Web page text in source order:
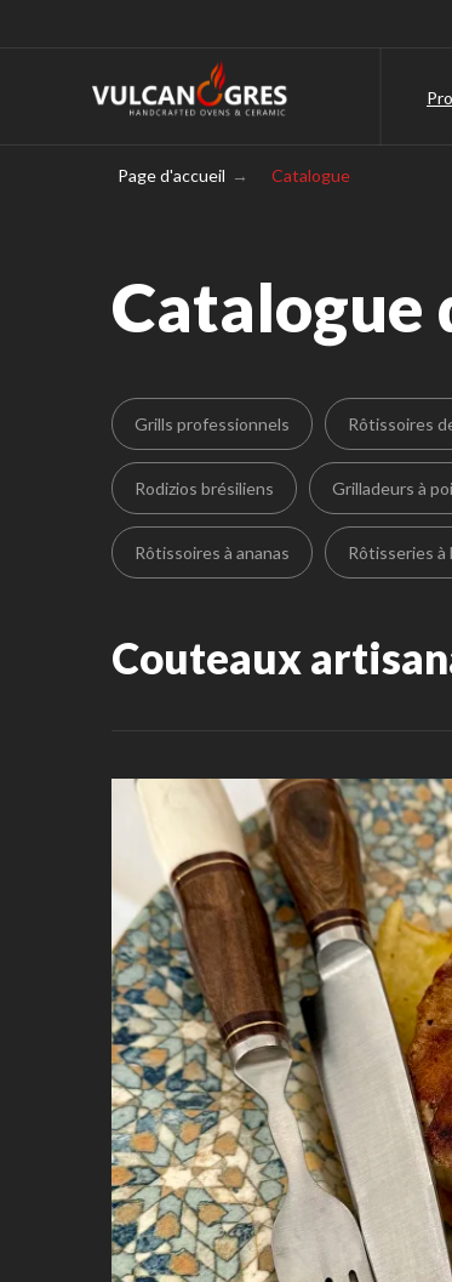
Page d'accueil → Catalogue
Catalogue
Grills professionnels Rôtissoires
Rodizios brésiliens Grilladeurs à
Rôtissoires à ananas Rôtisseries à
Couteaux